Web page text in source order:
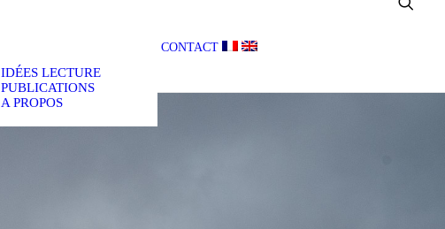
IDÉES LECTURE
PUBLICATIONS
A PROPOS
CONTACT